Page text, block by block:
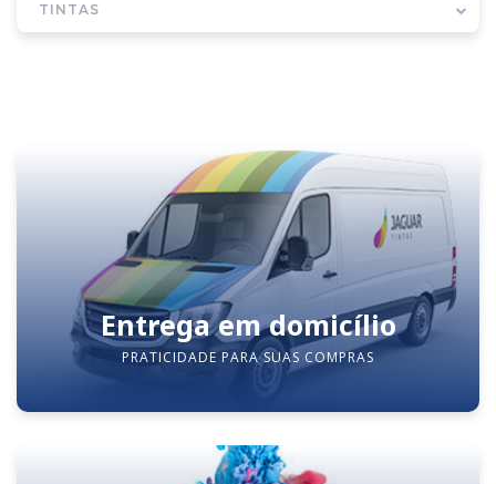
TINTAS
Entrega em domicílio
PRATICIDADE PARA SUAS COMPRAS